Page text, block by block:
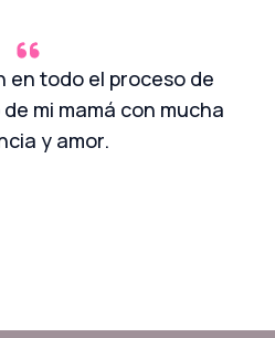
en todo el proceso de
mi mamá con mucha
y amor.